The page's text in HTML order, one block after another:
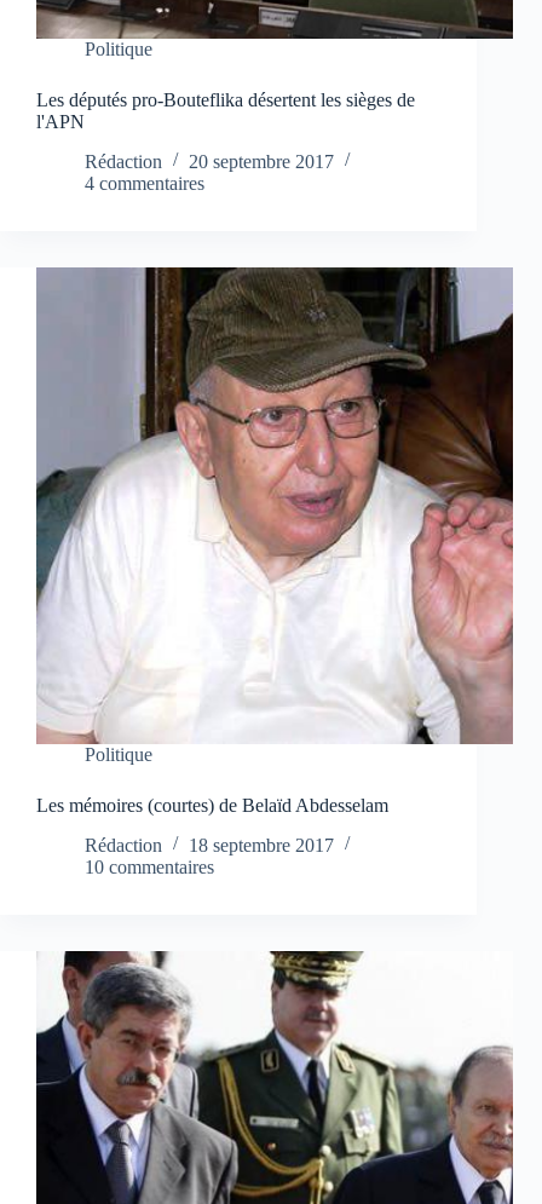
Politique
Les députés pro-Bouteflika désertent les sièges de
l'APN
Rédaction
20 septembre 2017
4 commentaires
Politique
Les mémoires (courtes) de Belaïd Abdesselam
Rédaction
18 septembre 2017
10 commentaires